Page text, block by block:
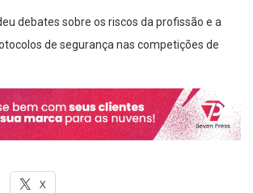
debates sobre os riscos da profissão e a
de segurança nas competições de
X